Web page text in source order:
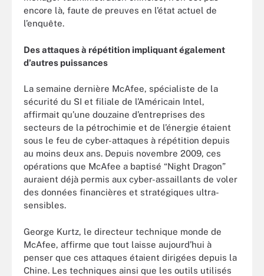
encore là, faute de preuves en l’état actuel de
l’enquête.
Des attaques à répétition impliquant également
d’autres puissances
La semaine dernière McAfee, spécialiste de la
sécurité du SI et filiale de l’Américain Intel,
affirmait qu’une douzaine d’entreprises des
secteurs de la pétrochimie et de l’énergie étaient
sous le feu de cyber-attaques à répétition depuis
au moins deux ans. Depuis novembre 2009, ces
opérations que McAfee a baptisé “Night Dragon”
auraient déjà permis aux cyber-assaillants de voler
des données financières et stratégiques ultra-
sensibles.
George Kurtz, le directeur technique monde de
McAfee, affirme que tout laisse aujourd’hui à
penser que ces attaques étaient dirigées depuis la
Chine. Les techniques ainsi que les outils utilisés